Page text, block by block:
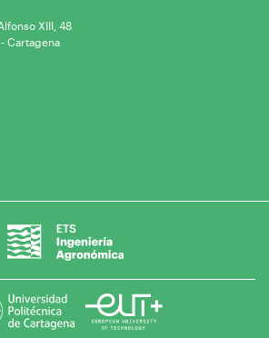
XIII, 48
Cartagena